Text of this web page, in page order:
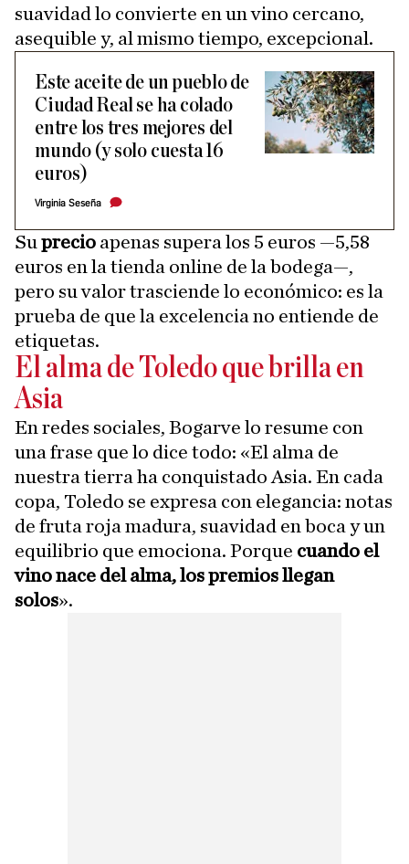
suavidad lo convierte en un vino cercano,
asequible y, al mismo tiempo, excepcional.
Este aceite de un pueblo de
Ciudad Real se ha colado
entre los tres mejores del
mundo (y solo cuesta 16
euros)
Virginia Seseña
Su precio apenas supera los 5 euros —5,58
euros en la tienda online de la bodega—,
pero su valor trasciende lo económico: es la
prueba de que la excelencia no entiende de
etiquetas.
El alma de Toledo que brilla en
Asia
En redes sociales, Bogarve lo resume con
una frase que lo dice todo: «El alma de
nuestra tierra ha conquistado Asia. En cada
copa, Toledo se expresa con elegancia: notas
de fruta roja madura, suavidad en boca y un
equilibrio que emociona. Porque cuando el
vino nace del alma, los premios llegan
solos».